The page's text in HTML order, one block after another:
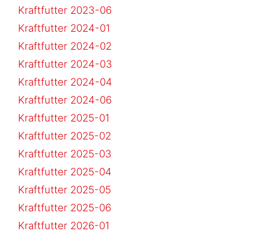
Kraftfutter 2023-06
Kraftfutter 2024-01
Kraftfutter 2024-02
Kraftfutter 2024-03
Kraftfutter 2024-04
Kraftfutter 2024-06
Kraftfutter 2025-01
Kraftfutter 2025-02
Kraftfutter 2025-03
Kraftfutter 2025-04
Kraftfutter 2025-05
Kraftfutter 2025-06
Kraftfutter 2026-01